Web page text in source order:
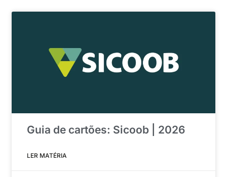
Guia de cartões: Sicoob | 2026
LER MATÉRIA